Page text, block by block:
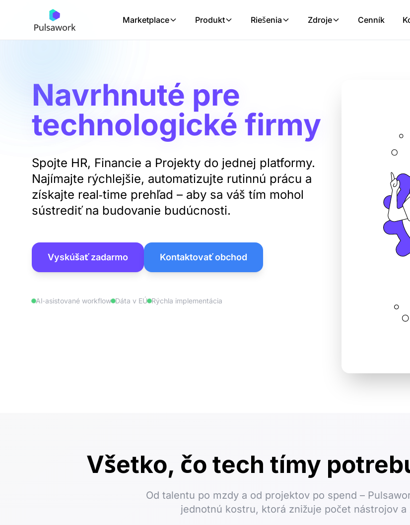
Marketplace Produkt Riešenia Zdroje Cenník
Navrhnuté pre
technologické firmy
Spojte HR, Financie a Projekty do jednej platformy.
Najímajte rýchlejšie, automatizujte rutinnú prácu a
získajte real‑time prehľad – aby sa váš tím mohol
sústrediť na budovanie budúcnosti.
Vyskúšať zadarmo Kontaktovať obchod
AI‑asistované workflow Dáta v EÚ Rýchla implementácia
Všetko, čo tech tímy
Od talentu po mzdy a od projektov po spend –
jednotnú kostru, ktorá znižuje počet nástrojov a